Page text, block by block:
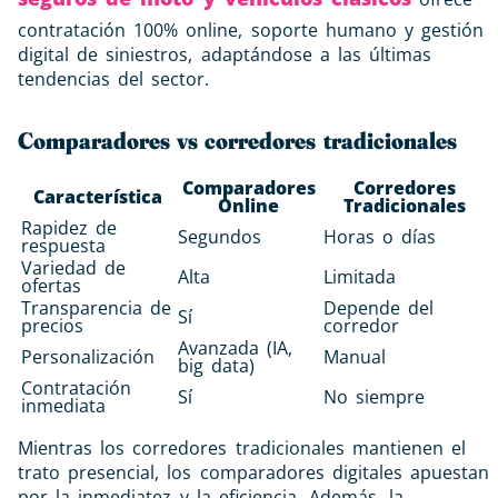
contratación 100% online, soporte humano y gestión
digital de siniestros, adaptándose a las últimas
tendencias del sector.
Comparadores vs corredores tradicionales
Característica Comparadores
Online
Corredores
Tradicionales
Rapidez de
respuesta Segundos
Horas o días
Variedad de
ofertas Alta
Limitada
Transparencia de
precios Sí Depende del
corredor
Personalización
Avanzada (IA,
big data)
Manual
Contratación
inmediata Sí No siempre
Mientras los corredores tradicionales mantienen el
trato presencial, los comparadores digitales apuestan